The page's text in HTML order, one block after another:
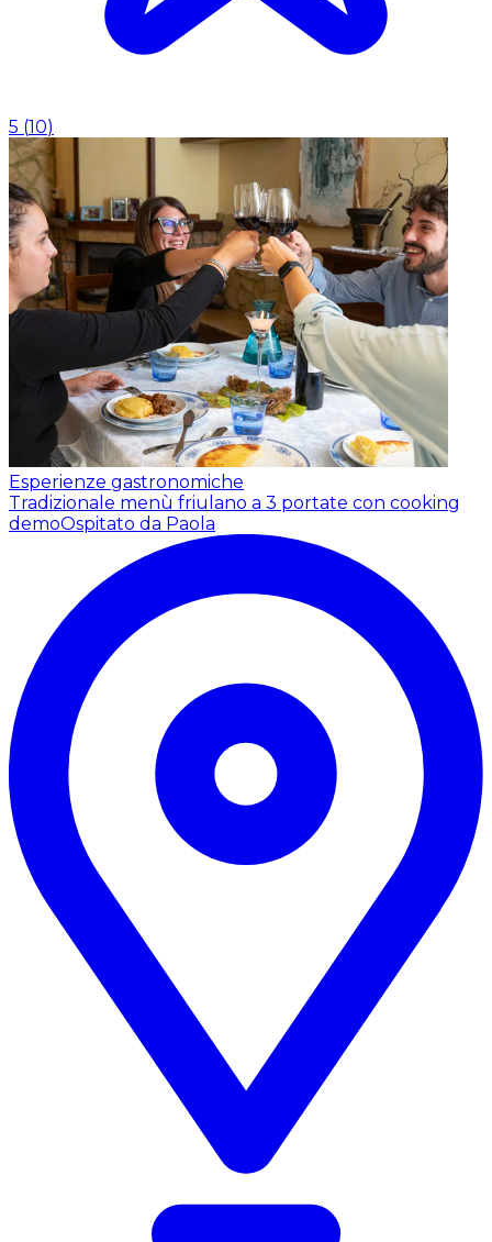
5 (10)
Esperienze gastronomiche
Tradizionale menù friulano a 3 portate con cooking
demoOspitato da Paola